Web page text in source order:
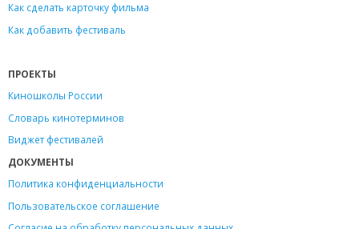
Как сделать карточку фильма
Как добавить фестиваль
ПРОЕКТЫ
Киношколы России
Словарь кинотерминов
Виджет фестивалей
ДОКУМЕНТЫ
Политика конфиденциальности
Пользовательское соглашение